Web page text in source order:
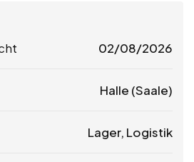
02/08/2026
Halle (Saale)
Lager, Logistik